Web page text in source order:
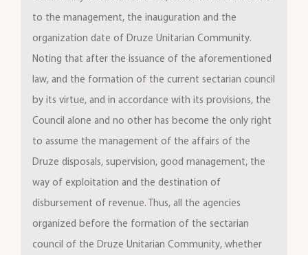
to the management, the inauguration and the
organization date of Druze Unitarian Community.
Noting that after the issuance of the aforementioned
law, and the formation of the current sectarian council
by its virtue, and in accordance with its provisions, the
Council alone and no other has become the only right
to assume the management of the affairs of the
Druze disposals, supervision, good management, the
way of exploitation and the destination of
disbursement of revenue. Thus, all the agencies
organized before the formation of the sectarian
council of the Druze Unitarian Community, whether